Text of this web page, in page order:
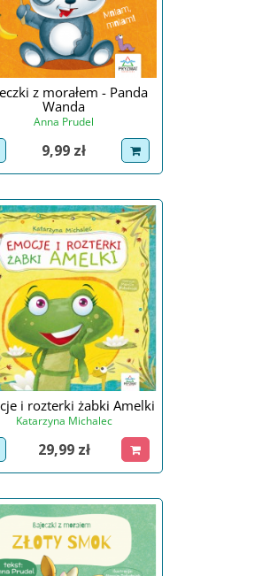
z morałem - Panda
Wanda
Anna Prudel
product
Cena
9,99 zł dodaj do koszyka
i rozterki żabki Amelki
Katarzyna Michalec
product
Cena
29,99 zł dodaj do koszyka